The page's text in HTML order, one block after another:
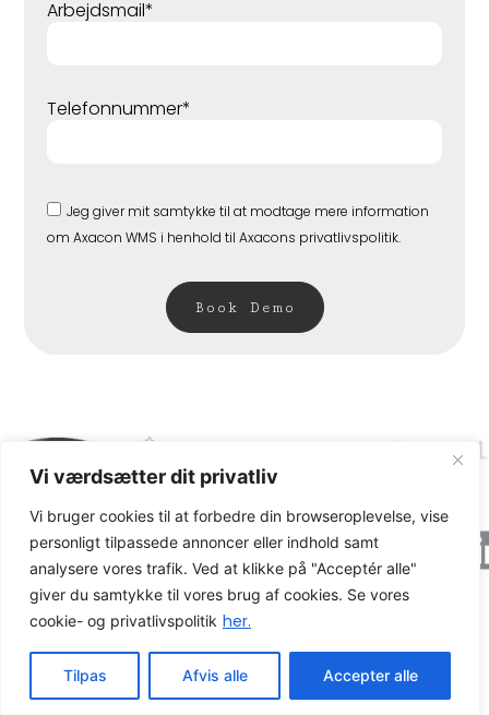
Vi værdsætter dit privatliv
Vi bruger cookies til at forbedre din browseroplevelse, vise
personligt tilpassede annoncer eller indhold samt
analysere vores trafik. Ved at klikke på "Acceptér alle"
giver du samtykke til vores brug af cookies. Se vores
cookie- og privatlivspolitik her.
Tilpas Afvis alle Accepter alle
Arbejdsmail*
Telefonnummer*
Jeg giver mit samtykke til at modtage mere information
om Axacon WMS i henhold til Axacons privatlivspolitik.
Book Demo
Axacon © 2026 All rights Reserved.Cookie og
privatlivspolitik
CVR-nummer: 21680931